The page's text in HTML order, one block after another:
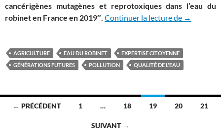
cancérigènes mutagènes et reprotoxiques dans l’eau du
robinet en France en 2019″. Continuer la lecture de →
AGRICULTURE EAU DU ROBINET
EXPERTISE CITOYENNE
GÉNÉRATIONS FUTURES
POLLUTION QUALITÉ DE L'EAU
Navigation
← PRÉCÉDENT 1 … 18 19 20 21
SUIVANT →